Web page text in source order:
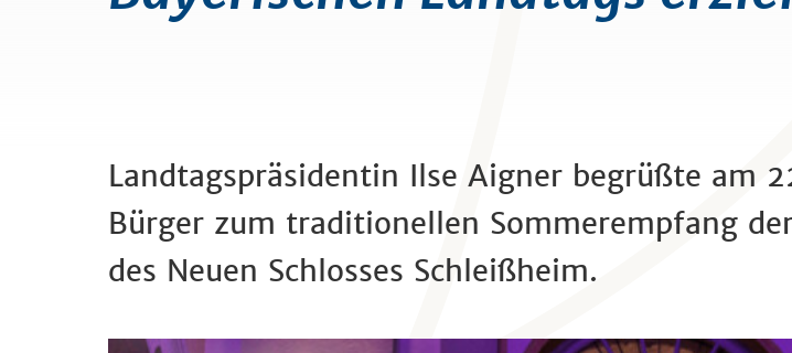
Landtagspräsidentin Ilse Aigner begrüßte am
Bürger zum traditionellen Sommerempfang
des Neuen Schlosses Schleißheim.